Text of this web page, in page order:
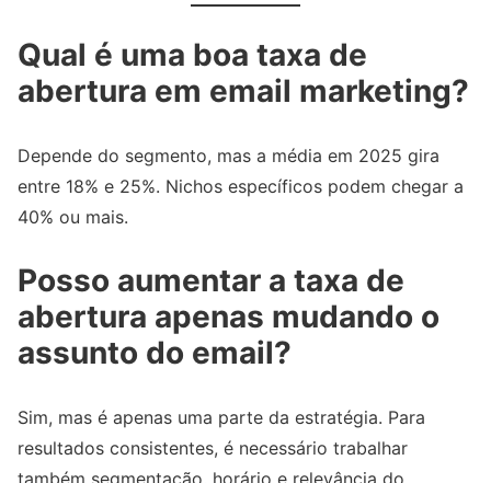
Qual é uma boa taxa de
abertura em email marketing?
Depende do segmento, mas a média em 2025 gira
entre 18% e 25%. Nichos específicos podem chegar a
40% ou mais.
Posso aumentar a taxa de
abertura apenas mudando o
assunto do email?
Sim, mas é apenas uma parte da estratégia. Para
resultados consistentes, é necessário trabalhar
também segmentação, horário e relevância do